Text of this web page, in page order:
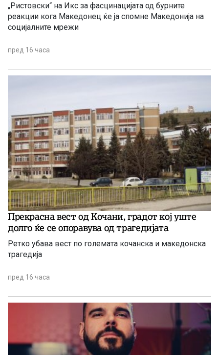
„Ристовски“ на Икс за фасцинацијата од бурните
реакции кога Македонец ќе ја спомне Македонија на
социјалните мрежи
пред 16 часа
Прекрасна вест од Кочани, градот кој уште
долго ќе се опоравува од трагедијата
Ретко убава вест по големата кочанска и македонска
трагедија
пред 16 часа